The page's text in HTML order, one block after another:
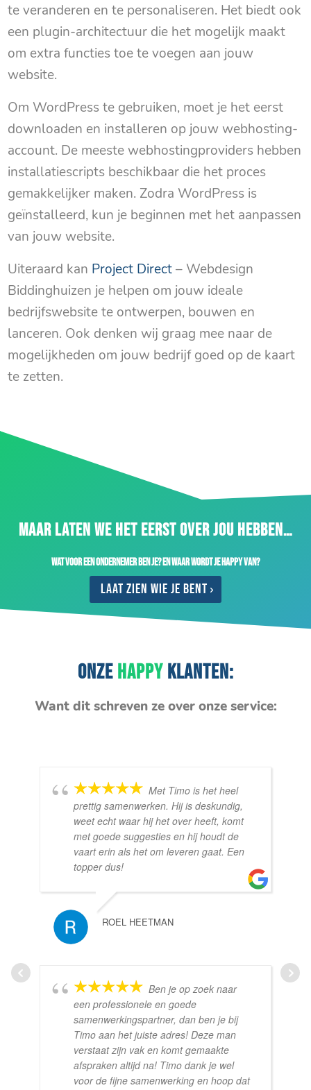
te veranderen en te personaliseren. Het biedt ook
een plugin-architectuur die het mogelijk maakt
om extra functies toe te voegen aan jouw
website.
Om WordPress te gebruiken, moet je het eerst
downloaden en installeren op jouw webhosting-
account. De meeste webhostingproviders hebben
installatiescripts beschikbaar die het proces
gemakkelijker maken. Zodra WordPress is
geïnstalleerd, kun je beginnen met het aanpassen
van jouw website.
Uiteraard kan Project Direct– Webdesign
Biddinghuizen je helpen om jouw ideale
bedrijfswebsite te ontwerpen, bouwen en
lanceren. Ook denken wij graag mee naar de
mogelijkheden om jouw bedrijf goed op de kaart
te zetten.
MAAR LATEN WE HET EERST OVER JOU HEBBEN…
Wat voor een ondernemer ben je? En waar wordt je happy van?
Laat zien wie je bent
ONZEHAPPYKLANTEN:
Want dit schreven ze over onze service:
Met Timo is het heel
prettig samenwerken. Hij is deskundig,
weet echt waar hij het over heeft, komt
met goede suggesties en hij houdt de
vaart erin als het om leveren gaat. Een
topper dus!
ROEL HEETMAN
Ben je op zoek naar
een professionele en goede
samenwerkingspartner, dan ben je bij
Timo aan het juiste adres! Deze man
verstaat zijn vak en komt gemaakte
afspraken altijd na! Timo dank je wel
voor de fijne samenwerking en hoop dat